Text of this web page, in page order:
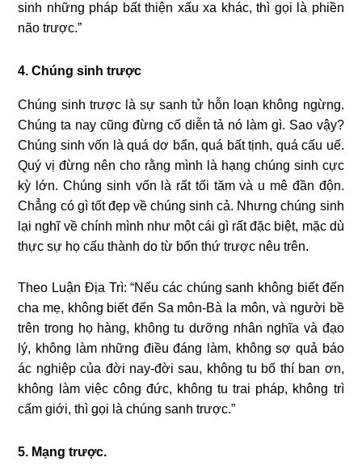
sinh những pháp bất thiện xấu xa khác, thì gọi là phiền
não trược.”
4. Chúng sinh trược
Chúng sinh trược là sự sanh tử hỗn loạn không ngừng.
Chúng ta nay cũng đừng cố diễn tả nó làm gì. Sao vậy?
Chúng sinh vốn là quá dơ bẩn, quá bất tịnh, quá cấu uế.
Quý vị đừng nên cho rằng mình là hạng chúng sinh cực
kỳ lớn. Chúng sinh vốn là rất tối tăm và u mê đần độn.
Chẳng có gì tốt đẹp về chúng sinh cả. Nhưng chúng sinh
lại nghĩ về chính mình như một cái gì rất đặc biệt, mặc dù
thực sự họ cấu thành do từ bốn thứ trược nêu trên.
Theo Luận Địa Trì: “Nếu các chúng sanh không biết đến
cha mẹ, không biết đến Sa môn-Bà la môn, và người bề
trên trong họ hàng, không tu dưỡng nhân nghĩa và đạo
lý, không làm những điều đáng làm, không sợ quả báo
ác nghiệp của đời nay-đời sau, không tu bố thí ban ơn,
không làm việc công đức, không tu trai pháp, không trì
cấm giới, thì gọi là chúng sanh trược.”
5. Mạng trược.